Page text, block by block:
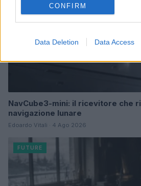
CONFIRM
Data Deletion Data Access
NavCube3-mini: il ricevitore che
navigazione lunare
Edoardo Vitali · 4 Ago 2026
FUTURE